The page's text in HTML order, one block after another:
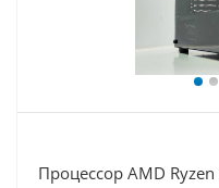
Процессор AMD